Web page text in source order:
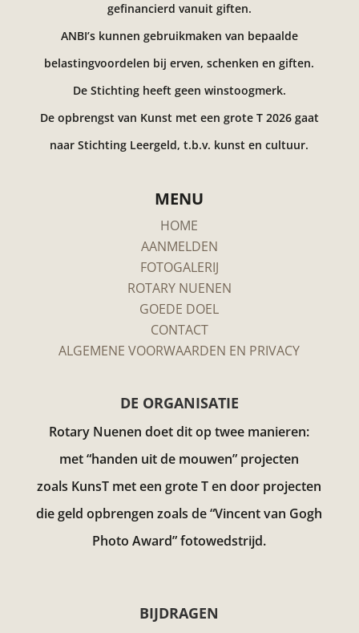
gefinancierd vanuit giften.
ANBI’s kunnen gebruikmaken van bepaalde
belastingvoordelen bij erven, schenken en giften.
De Stichting heeft geen winstoogmerk.
De opbrengst van Kunst met een grote T 2026 gaat
naar Stichting Leergeld, t.b.v. kunst en cultuur.
MENU
HOME
AANMELDEN
FOTOGALERIJ
ROTARY NUENEN
GOEDE DOEL
CONTACT
ALGEMENE VOORWAARDEN EN PRIVACY
DE ORGANISATIE
Rotary Nuenen doet dit op twee manieren:
met “handen uit de mouwen” projecten
zoals KunsT met een grote T en door projecten
die geld opbrengen zoals de “Vincent van Gogh
Photo Award” fotowedstrijd.
BIJDRAGEN